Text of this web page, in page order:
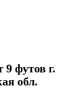
футов г.
обл.